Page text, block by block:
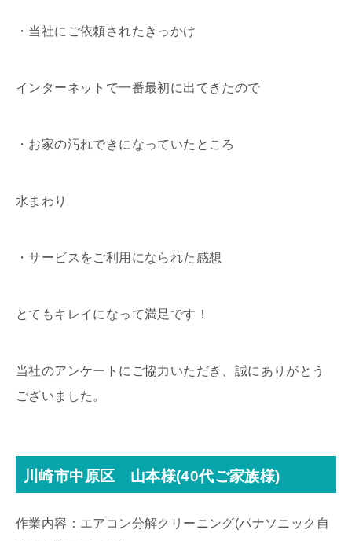
・当社にご依頼されたきっかけ
インターネットで一番最初に出てきたので
・お家の汚れできになっていたところ
水まわり
・サービスをご利用になられた感想
とてもキレイになって満足です！
当社のアンケートにご協力いただき、誠にありがとう
ございました。
川崎市中原区 山本様(40代ご家族様)
作業内容：エアコン分解クリーニング(パナソニック自